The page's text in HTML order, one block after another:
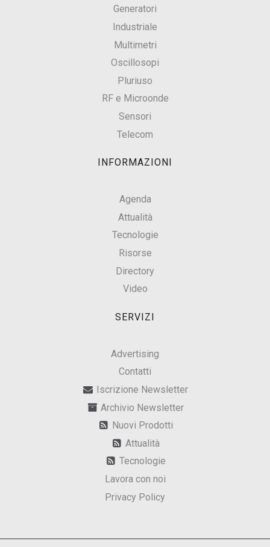
Generatori
Industriale
Multimetri
Oscillosopi
Pluriuso
RF e Microonde
Sensori
Telecom
INFORMAZIONI
Agenda
Attualità
Tecnologie
Risorse
Directory
Video
SERVIZI
Advertising
Contatti
Iscrizione Newsletter
Archivio Newsletter
Nuovi Prodotti
Attualità
Tecnologie
Lavora con noi
Privacy Policy